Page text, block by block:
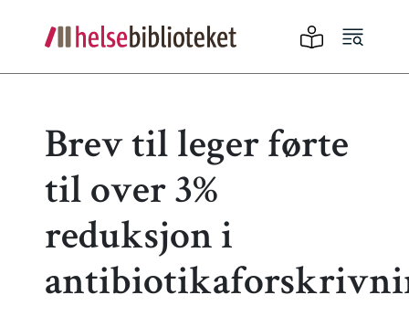
Brev til leger førte
til over 3%
reduksjon i